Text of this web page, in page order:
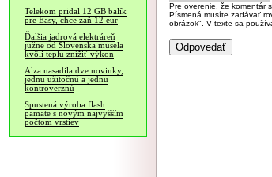
Telekom pridal 12 GB balík
pre Easy, chce zaň 12 eur
Ďalšia jadrová elektráreň
južne od Slovenska musela
kvôli teplu znížiť výkon
Alza nasadila dve novinky,
jednu užitočnú a jednu
kontroverznú
Spustená výroba flash
pamäte s novým najvyšším
počtom vrstiev
Pre overenie, že komentár
Písmená musíte zadávať
obrázok". V texte sa